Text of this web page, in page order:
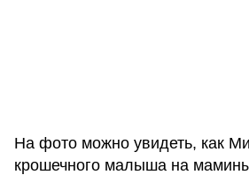
На фото можно увидеть, как
крошечного малыша на